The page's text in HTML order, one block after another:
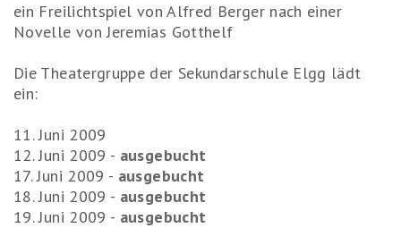
ein Freilichtspiel von Alfred Berger nach einer
Novelle von Jeremias Gotthelf
Die Theatergruppe der Sekundarschule Elgg lädt
ein:
11. Juni 2009
12. Juni 2009 - ausgebucht
17. Juni 2009 - ausgebucht
18. Juni 2009 - ausgebucht
19. Juni 2009 - ausgebucht